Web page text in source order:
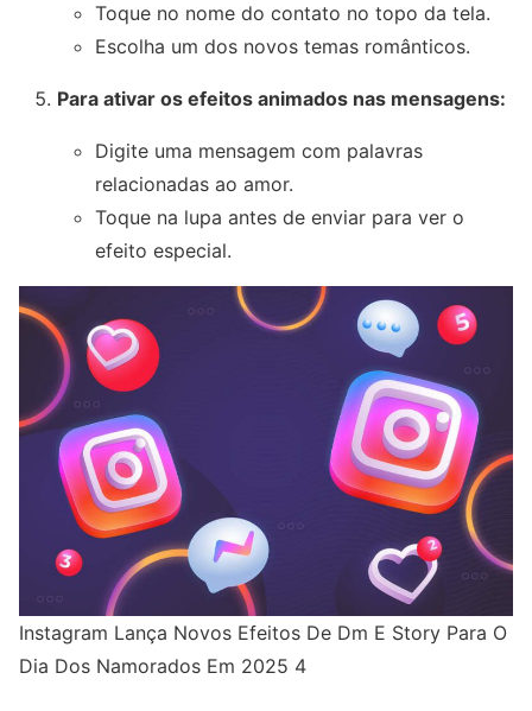
Toque no nome do contato no topo da tela.
Escolha um dos novos temas românticos.
Para ativar os efeitos animados nas mensagens:
Digite uma mensagem com palavras
relacionadas ao amor.
Toque na lupa antes de enviar para ver o
efeito especial.
Instagram Lança Novos Efeitos De Dm E Story Para O
Dia Dos Namorados Em 2025 4